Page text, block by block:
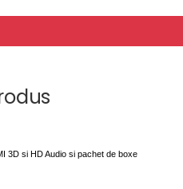
3D si HD Audio si pachet de boxe